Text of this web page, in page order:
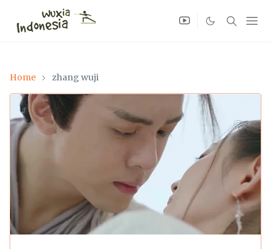
Home zhang wuji